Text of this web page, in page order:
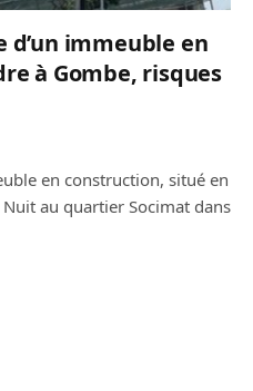
d’un immeuble en
à Gombe, risques
en construction, situé en
au quartier Socimat dans